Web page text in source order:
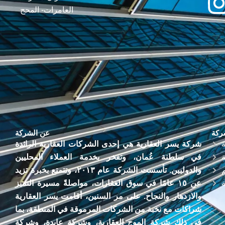
العامرات- المحج
m
عن الشركة
شركة يسر العقارية هي إحدى الشركات العقارية الرائدة
في سلطنة عُمان، وتفخر بخدمة العملاء المحليين
والدوليين. تأسست الشركة عام ٢٠١٣، وتتمتع بخبرة تزيد
عن ١٥ عامًا في سوق العقارات، مواصلةً مسيرة التميز
والازدهار والنجاح. على مر السنين، أقامت يسر العقارية
شراكات مع نخبة من الشركات المرموقة في المنطقة، بما
في ذلك شركة الموج العقارية، وشركة عايدة، وشركة